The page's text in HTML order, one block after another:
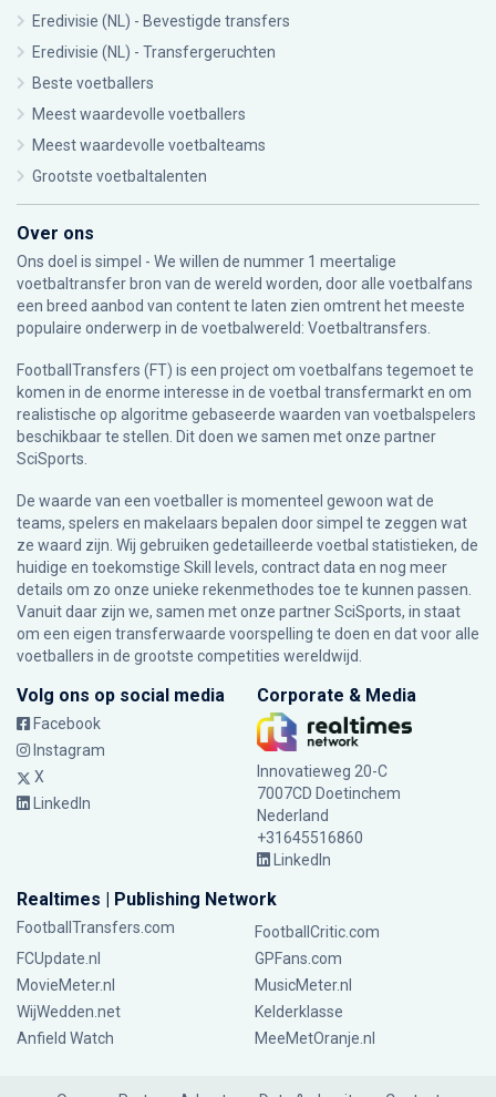
Eredivisie (NL) - Bevestigde transfers
Eredivisie (NL) - Transfergeruchten
Beste voetballers
Meest waardevolle voetballers
Meest waardevolle voetbalteams
Grootste voetbaltalenten
Over ons
Ons doel is simpel - We willen de nummer 1 meertalige
voetbaltransfer bron van de wereld worden, door alle voetbalfans
een breed aanbod van content te laten zien omtrent het meeste
populaire onderwerp in de voetbalwereld: Voetbaltransfers.
FootballTransfers (FT) is een project om voetbalfans tegemoet te
komen in de enorme interesse in de voetbal transfermarkt en om
realistische op algoritme gebaseerde waarden van voetbalspelers
beschikbaar te stellen. Dit doen we samen met onze partner
SciSports
De waarde van een voetballer is momenteel gewoon wat de
teams, spelers en makelaars bepalen door simpel te zeggen wat
ze waard zijn. Wij gebruiken gedetailleerde voetbal statistieken, de
huidige en toekomstige Skill levels, contract data en nog meer
details om zo onze unieke rekenmethodes toe te kunnen passen.
Vanuit daar zijn we, samen met onze partner SciSports, in staat
om een eigen transferwaarde voorspelling te doen en dat voor alle
voetballers in de grootste competities wereldwijd.
Volg ons op social media
Facebook
Instagram
X
LinkedIn
Corporate & Media
Innovatieweg 20-C
7007CD Doetinchem
Nederland
+31645516860
LinkedIn
Realtimes | Publishing Network
FootballTransfers.com
FootballCritic.com
FCUpdate.nl
GPFans.com
MovieMeter.nl
MusicMeter.nl
WijWedden.net
Kelderklasse
Anfield Watch
MeeMetOranje.nl